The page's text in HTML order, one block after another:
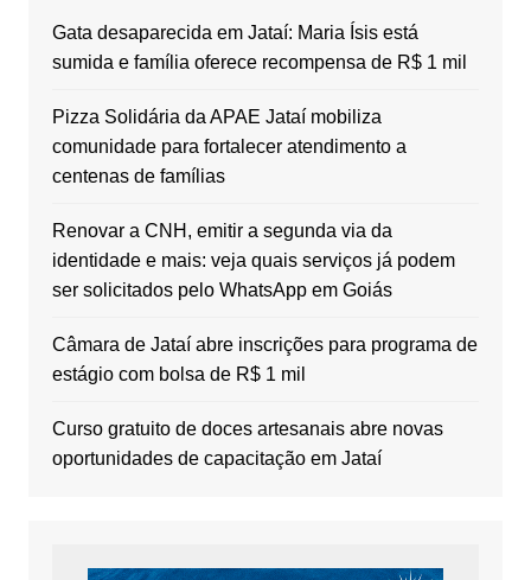
Gata desaparecida em Jataí: Maria Ísis está
sumida e família oferece recompensa de R$ 1 mil
Pizza Solidária da APAE Jataí mobiliza
comunidade para fortalecer atendimento a
centenas de famílias
Renovar a CNH, emitir a segunda via da
identidade e mais: veja quais serviços já podem
ser solicitados pelo WhatsApp em Goiás
Câmara de Jataí abre inscrições para programa de
estágio com bolsa de R$ 1 mil
Curso gratuito de doces artesanais abre novas
oportunidades de capacitação em Jataí